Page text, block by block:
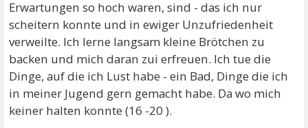
Erwartungen so hoch waren, sind - das ich nur
scheitern konnte und in ewiger Unzufriedenheit
verweilte. Ich lerne langsam kleine Brötchen zu
backen und mich daran zui erfreuen. Ich tue die
Dinge, auf die ich Lust habe - ein Bad, Dinge die ich
in meiner Jugend gern gemacht habe. Da wo mich
keiner halten konnte (16 -20 ).